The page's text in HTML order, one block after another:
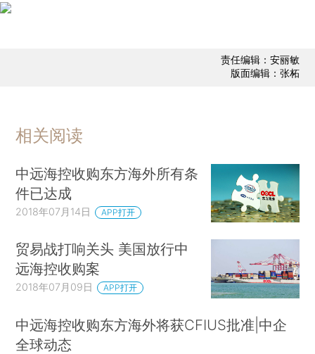
责任编辑：安丽敏
版面编辑：张柘
相关阅读
中远海控收购东方海外所有条
件已达成
2018年07月14日 APP打开
贸易战打响关头 美国放行中
远海控收购案
2018年07月09日 APP打开
中远海控收购东方海外将获CFIUS批准|中企
全球动态